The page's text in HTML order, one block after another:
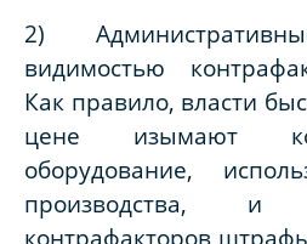
2)
видимостью
Как правило, власти
цене изымают
оборудование,
производства,
контрафакторов